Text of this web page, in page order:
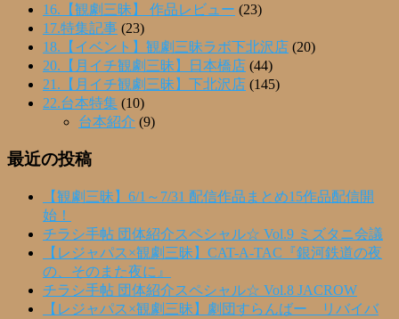
16.【観劇三昧】 作品レビュー (23)
17.特集記事 (23)
18.【イベント】観劇三昧ラボ下北沢店 (20)
20.【月イチ観劇三昧】日本橋店 (44)
21.【月イチ観劇三昧】下北沢店 (145)
22.台本特集 (10)
台本紹介 (9)
最近の投稿
【観劇三昧】6/1～7/31 配信作品まとめ15作品配信開
始！
チラシ手帖 団体紹介スペシャル☆ Vol.9 ミズタニ会議
【レジャパス×観劇三昧】CAT-A-TAC『銀河鉄道の夜
の、そのまた夜に』
チラシ手帖 団体紹介スペシャル☆ Vol.8 JACROW
【レジャパス×観劇三昧】劇団すらんばー リバイバ